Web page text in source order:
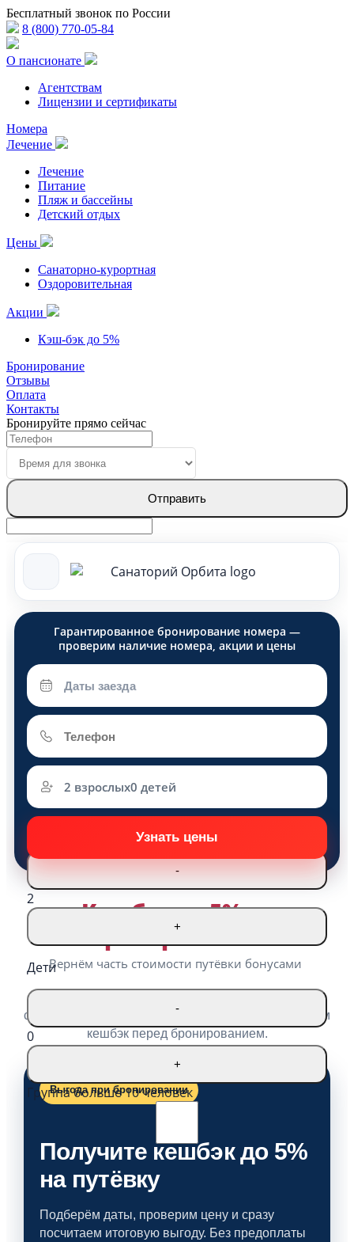
Бесплатный звонок по России
8 (800) 770-05-84
О пансионате
Агентствам
Лицензии и сертификаты
Номера
Лечение
Лечение
Питание
Пляж и бассейны
Детский отдых
Цены
Санаторно-курортная
Оздоровительная
Акции
Кэш-бэк до 5%
Бронирование
Отзывы
Оплата
Контакты
Бронируйте прямо сейчас
Отправить
2 взрослых0 детей
Взрослые
-
2
+
Дети
-
0
+
Группа больше 10 человек
Кешбэк до 5% за
бронирование
Вернём часть стоимости путёвки бонусами
свободные номера, доступные скидки и рассчитаем
кешбэк перед бронированием.
Выгода при бронировании
Получите кешбэк до 5%
на путёвку
Подберём даты, проверим цену и сразу
посчитаем итоговую выгоду. Без предоплаты